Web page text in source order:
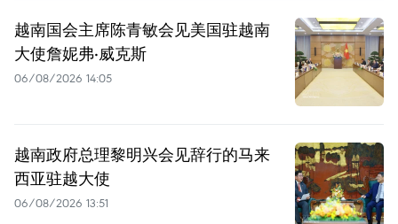
越南国会主席陈青敏会见美国驻越南
大使詹妮弗·威克斯
06/08/2026 14:05
越南政府总理黎明兴会见辞行的马来
西亚驻越大使
06/08/2026 13:51